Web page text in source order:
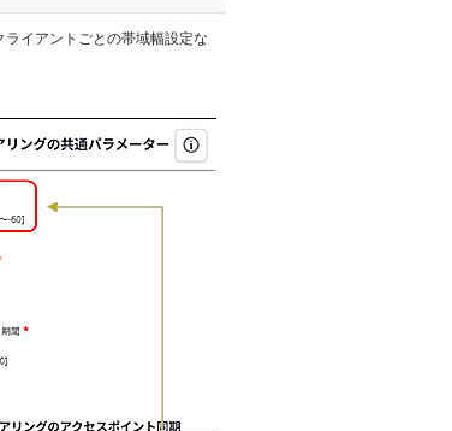
イアントごとの帯域幅設定な